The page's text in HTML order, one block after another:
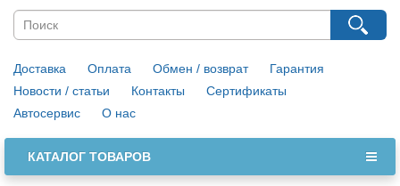
Доставка Оплата Обмен / возврат
Гарантия
Новости / статьи
Контакты
Сертификаты
Автосервис
О нас
КАТАЛОГ ТОВАРОВ